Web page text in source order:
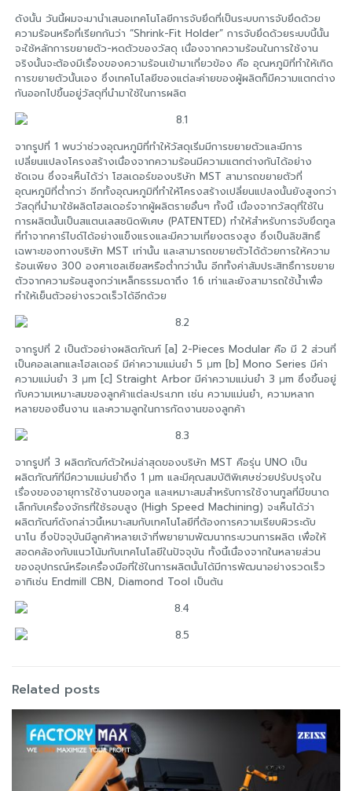
ดังนั้น วันนี้ผมจะมานำเสนอเทคโนโลยีการจับยึดที่เป็นระบบการจับยึดด้วย
ความร้อนหรือที่เรียกกันว่า “Shrink-Fit Holder” การจับยึดด้วยระบบนี้นั้น
จะใช้หลักการขยายตัว-หดตัวของวัสดุ เนื่องจากความร้อนในการใช้งาน
จริงนั้นจะต้องมีเรื่องของความร้อนเข้ามาเกี่ยวข้อง คือ อุณหภูมิที่ทำให้เกิด
การขยายตัวนั้นเอง ซึ่งเทคโนโลยีของแต่ละค่ายของผู้ผลิตก็มีความแตกต่าง
กันออกไปขึ้นอยู่วัสดุที่นำมาใช้ในการผลิต
จากรูปที่ 1 พบว่าช่วงอุณหภูมิที่ทำให้วัสดุเริ่มมีการขยายตัวและมีการ
เปลี่ยนแปลงโครงสร้างเนื่องจากความร้อนมีความแตกต่างกันได้อย่าง
ชัดเจน ซึ่งจะเห็นได้ว่า โฮลเดอร์ของบริษัท MST สามารถขยายตัวที่
อุณหภูมิที่ต่ำกว่า อีกทั้งอุณหภูมิที่ทำให้โครงสร้างเปลี่ยนแปลงนั้นยังสูงกว่า
วัสดุที่นำมาใช้ผลิตโฮลเดอร์จากผู้ผลิตรายอื่นๆ ทั้งนี้ เนื่องจากวัสดุที่ใช้ใน
การผลิตนั้นเป็นสแตนเลสชนิดพิเศษ (PATENTED) ทำให้สำหรับการจับยึดทูล
ที่ทำจากคาร์ไบด์ได้อย่างแข็งแรงและมีความเที่ยงตรงสูง ซึ่งเป็นลิขสิทธิ์
เฉพาะของทางบริษัท MST เท่านั้น และสามารถขยายตัวได้ด้วยการให้ความ
ร้อนเพียง 300 องศาเซลเซียสหรือต่ำกว่านั้น อีกทั้งค่าสัมประสิทธิ์การขยาย
ตัวจากความร้อนสูงกว่าเหล็กธรรมดาถึง 1.6 เท่าและยังสามารถใช้น้ำเพื่อ
ทำให้เย็นตัวอย่างรวดเร็วได้อีกด้วย
จากรูปที่ 2 เป็นตัวอย่างผลิตภัณฑ์ [a] 2-Pieces Modular คือ มี 2 ส่วนที่
เป็นคอลเลทและโฮลเดอร์ มีค่าความแม่นยำ 5 μm [b] Mono Series มีค่า
ความแม่นยำ 3 μm [c] Straight Arbor มีค่าความแม่นยำ 3 μm ซึ่งขึ้นอยู่
กับความเหมาะสมของลูกค้าแต่ละประเภท เช่น ความแม่นยำ, ความหลาก
หลายของชิ้นงาน และความลูกในการกัดงานของลูกค้า
จากรูปที่ 3 ผลิตภัณฑ์ตัวใหม่ล่าสุดของบริษัท MST คือรุ่น UNO เป็น
ผลิตภัณฑ์ที่มีความแม่นยำถึง 1 μm และมีคุณสมบัติพิเศษช่วยปรับปรุงใน
เรื่องของอายุการใช้งานของทูล และเหมาะสมสำหรับการใช้งานทูลที่มีขนาด
เล็กกับเครื่องจักรที่ใช้รอบสูง (High Speed Machining) จะเห็นได้ว่า
ผลิตภัณฑ์ดังกล่าวนี้เหมาะสมกับเทคโนโลยีที่ต้องการความเรียบผิวระดับ
นาโน ซึ่งปัจจุบันมีลูกค้าหลายเจ้าที่พยายามพัฒนากระบวนการผลิต เพื่อให้
สอดคล้องกับแนวโน้มกับเทคโนโลยีในปัจจุบัน ทั้งนี้เนื่องจากในหลายส่วน
ของอุปกรณ์หรือเครื่องมือที่ใช้ในการผลิตนั้นได้มีการพัฒนาอย่างรวดเร็ว
อาทิเช่น Endmill CBN, Diamond Tool เป็นต้น
Related posts